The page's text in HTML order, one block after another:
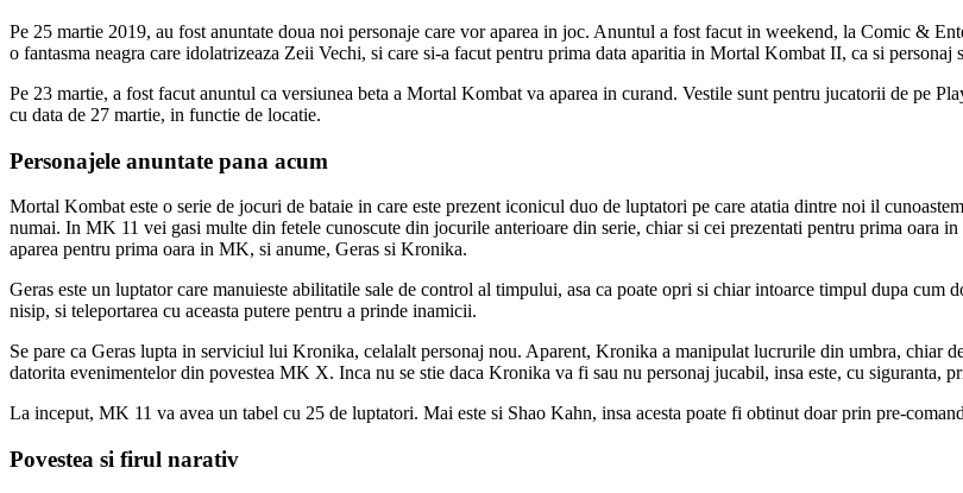
Pe 25 martie 2019, au fost anuntate doua noi personaje care vor aparea in joc. Anuntul a fost facut in weekend, la Comic &
o fantasma neagra care idolatrizeaza Zeii Vechi, si care si-a facut pentru prima data aparitia in Mortal Kombat II, ca si
Pe 23 martie, a fost facut anuntul ca versiunea beta a Mortal Kombat va aparea in curand. Vestile sunt pentru jucatorii de pe
cu data de 27 martie, in functie de locatie.
Personajele anuntate pana acum
Mortal Kombat este o serie de jocuri de bataie in care este prezent iconicul duo de luptatori pe care atatia dintre noi il
numai. In MK 11 vei gasi multe din fetele cunoscute din jocurile anterioare din serie, chiar si cei prezentati pentru prima oara
aparea pentru prima oara in MK, si anume, Geras si Kronika.
Geras este un luptator care manuieste abilitatile sale de control al timpului, asa ca poate opri si chiar intoarce timpul dupa
nisip, si teleportarea cu aceasta putere pentru a prinde inamicii.
Se pare ca Geras lupta in serviciul lui Kronika, celalalt personaj nou. Aparent, Kronika a manipulat lucrurile din umbra, chiar
datorita evenimentelor din povestea MK X. Inca nu se stie daca Kronika va fi sau nu personaj jucabil, insa este, cu siguranta,
La inceput, MK 11 va avea un tabel cu 25 de luptatori. Mai este si Shao Kahn, insa acesta poate fi obtinut doar prin pre-
Povestea si firul narativ